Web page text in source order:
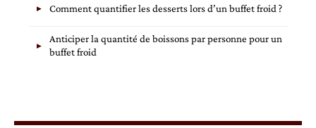
Comment quantifier les desserts lors d’un buffet froid ?
Anticiper la quantité de boissons par personne pour un
buffet froid